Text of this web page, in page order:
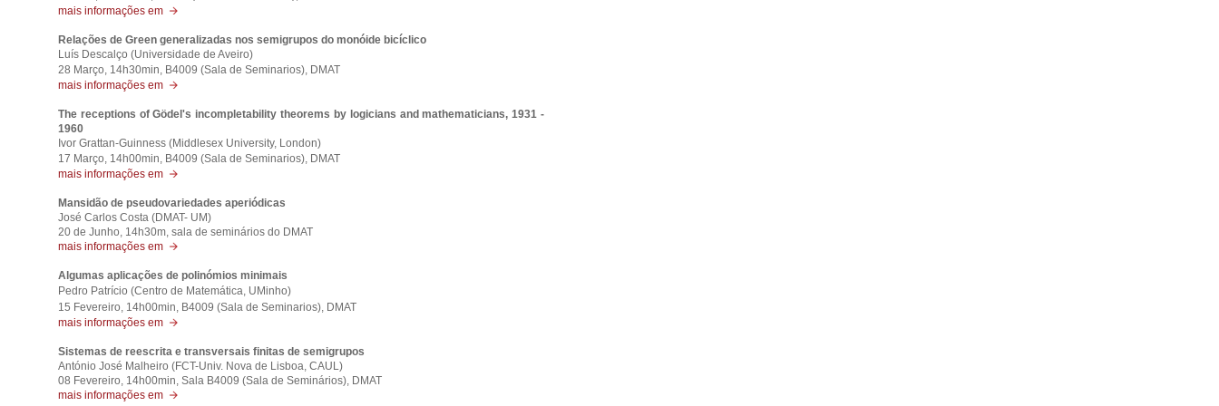
mais informações em
Relações de Green generalizadas nos semigrupos do monóide bicíclico
Luís Descalço (Universidade de Aveiro)
28 Março, 14h30min, B4009 (Sala de Seminarios), DMAT
mais informações em
The receptions of Gödel's incompletability theorems by logicians and mathematicians, 1931 -
1960
Ivor Grattan-Guinness (Middlesex University, London)
17 Março, 14h00min, B4009 (Sala de Seminarios), DMAT
mais informações em
Mansidão de pseudovariedades aperiódicas
José Carlos Costa (DMAT- UM)
20 de Junho, 14h30m, sala de seminários do DMAT
mais informações em
Algumas aplicações de polinómios minimais
Pedro Patrício (Centro de Matemática, UMinho)
15 Fevereiro, 14h00min, B4009 (Sala de Seminarios), DMAT
mais informações em
Sistemas de reescrita e transversais finitas de semigrupos
António José Malheiro (FCT-Univ. Nova de Lisboa, CAUL)
08 Fevereiro, 14h00min, Sala B4009 (Sala de Seminários), DMAT
mais informações em